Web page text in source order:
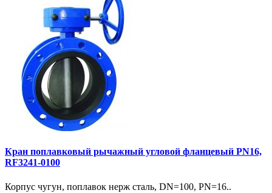
Кран поплавковый рычажный угловой фланцевый PN16,
RF3241-0100
Корпус чугун, поплавок нерж сталь, DN=100, PN=16..